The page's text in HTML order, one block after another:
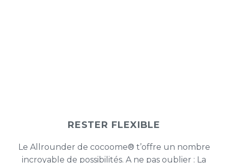
RESTER FLEXIBLE
Le Allrounder de cocoome® t’offre un nombre
incroyable de possibilités. A ne pas oublier : La